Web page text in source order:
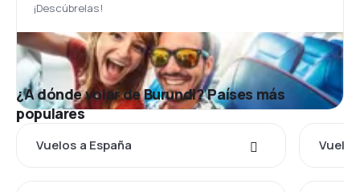
¡Descúbrelas!
¿A dónde volar de Burundi? Países más
populares
Vuelos a España